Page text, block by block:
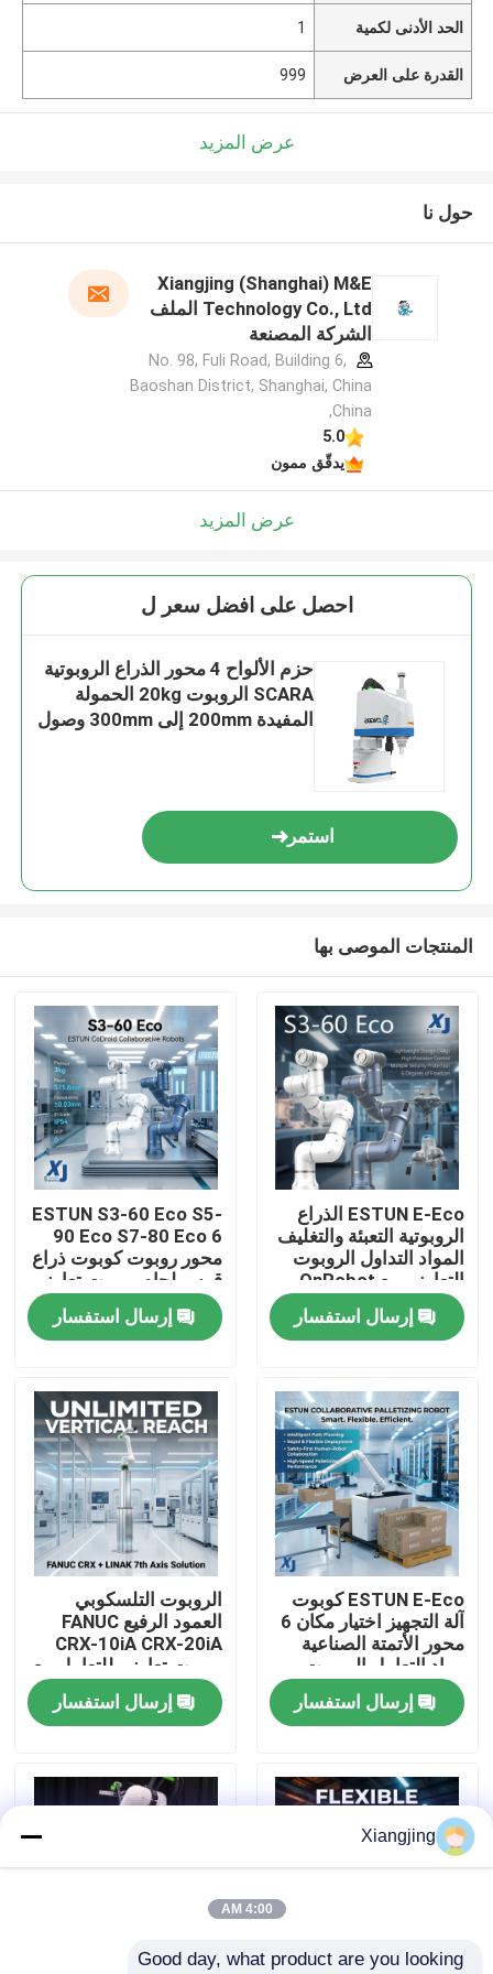
المنزل
المنتجات
فيديوهات
معلومات عنا
جولة في المعمل
رقابة جودة
مدونة
ذراع روبوت صناعي
الحد الأدنى لكمية 1
القدرة على العرض 999
عرض المزيد
حول نا
Xiangjing (Shanghai) M&E
Technology Co., Ltd الملف
الشركة المصنعة
No. 98, Fuli Road, Building 6,
Baoshan District, Shanghai, China
,China
5.0
يدقّق ممون
عرض المزيد
احصل على افضل سعر ل
حزم الألواح 4 محور الذراع الروبوتية
SCARA الروبوت 20kg الحمولة
المفيدة 200mm إلى 300mm وصول
استمر
المنتجات الموصى بها
ESTUN E-Eco الذراع
الروبوتية التعبئة والتغليف
المواد التداول الروبوت
التعاوني مع OnRobot
المقبض
إرسال استفسار
ESTUN S3-60 Eco S5-
90 Eco S7-80 Eco 6
محور روبوت كوبوت ذراع
قوس لحام روبوت تعاوني
CNGBS محرك تحديد
المواقع لحامإرسال استفسار
ESTUN E-Eco كوبوت
آلة التجهيز اختيار مكان 6
محور الأتمتة الصناعية
مواد التعامل الروبوت
التعاوني
إرسال استفسار
الروبوت التلسكوبي
العمود الرفيع FANUC
CRX-10iA CRX-20iA
روبوت تعاوني للتعامل مع
الحاويات
إرسال استفسار
Xiangjing
4:00 AM
Good day, what product are you looking